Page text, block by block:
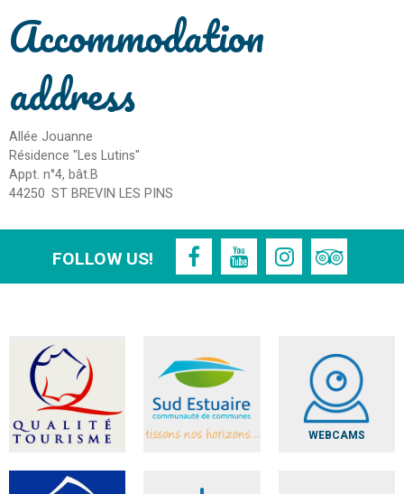
Accommodation
address
Allée Jouanne
Résidence "Les Lutins"
Appt. n°4, bât.B
44250 ST BREVIN LES PINS
FOLLOW US!
WEBCAMS